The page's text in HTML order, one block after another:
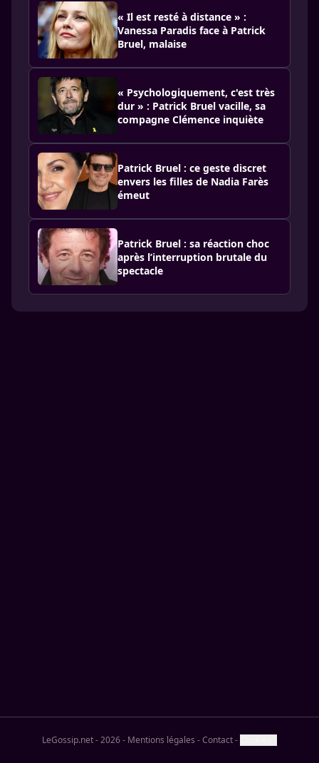
« Il est resté à distance » :
Vanessa Paradis face à Patrick
Bruel, malaise
« Psychologiquement, c'est très
dur » : Patrick Bruel vacille, sa
compagne Clémence inquiète
Patrick Bruel : ce geste discret
envers les filles de Nadia Farès
émeut
Patrick Bruel : sa réaction choc
après l’interruption brutale du
spectacle
LeGossip.net - 2026- Mentions légales -Contact-